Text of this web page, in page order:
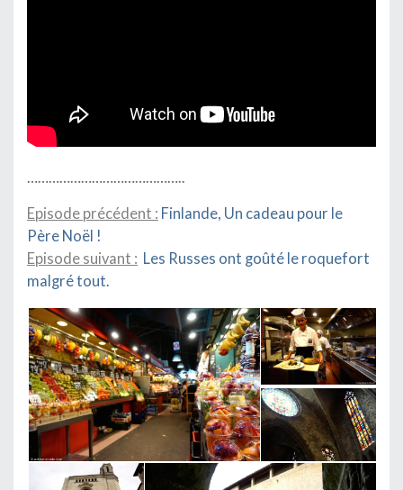
……………………………………..
Episode précédent : Finlande, Un cadeau pour le
Père Noël !
Episode suivant : Les Russes ont goûté le roquefort
malgré tout.